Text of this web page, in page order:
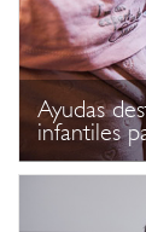
Ayudas
infantiles